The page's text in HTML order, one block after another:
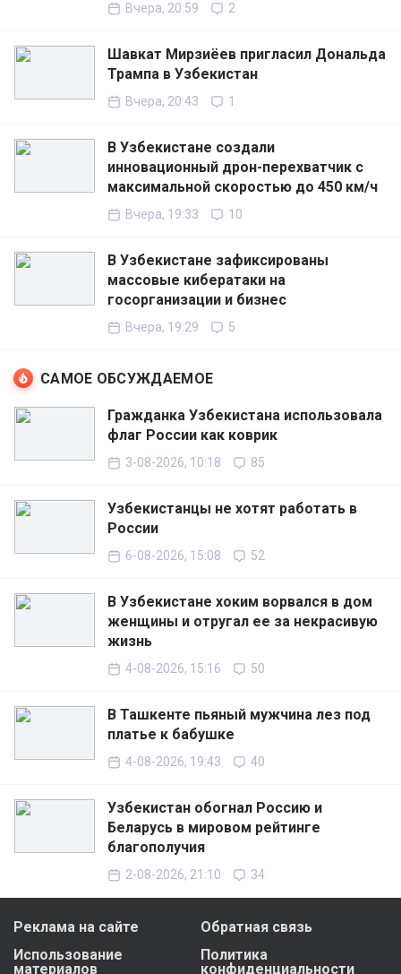
Вчера, 20:59 2
Шавкат Мирзиёев пригласил Дональда
Трампа в Узбекистан
Вчера, 20:43 1
В Узбекистане создали
инновационный дрон-перехватчик с
максимальной скоростью до 450 км/ч
Вчера, 19:33 10
В Узбекистане зафиксированы
массовые кибератаки на
госорганизации и бизнес
Вчера, 19:29 5
САМОЕ ОБСУЖДАЕМОЕ
Гражданка Узбекистана использовала
флаг России как коврик
3-08-2026, 10:18 85
Узбекистанцы не хотят работать в
России
6-08-2026, 15:08 52
В Узбекистане хоким ворвался в дом
женщины и отругал ее за некрасивую
жизнь
4-08-2026, 15:16 50
В Ташкенте пьяный мужчина лез под
платье к бабушке
4-08-2026, 19:43 40
Узбекистан обогнал Россию и
Беларусь в мировом рейтинге
благополучия
2-08-2026, 21:10 34
Реклама на сайте
Обратная связь
Использование
материалов
Политика
конфиденциальности